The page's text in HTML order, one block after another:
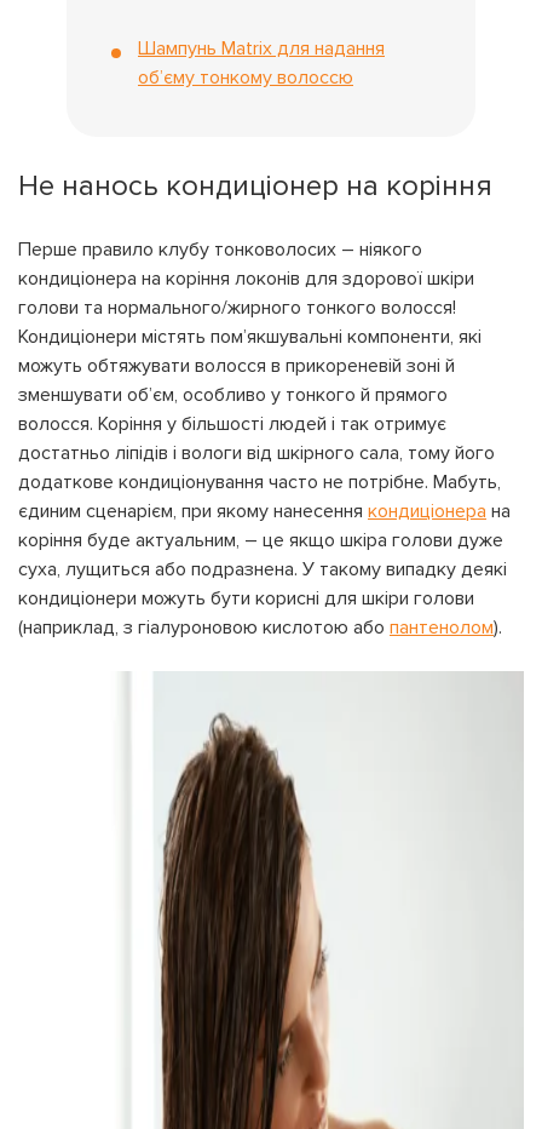
Шампунь Matrix для надання
об’єму тонкому волоссю
Не нанось кондиціонер на коріння
Перше правило клубу тонковолосих – ніякого
кондиціонера на коріння локонів для здорової шкіри
голови та нормального/жирного тонкого волосся!
Кондиціонери містять пом’якшувальні компоненти, які
можуть обтяжувати волосся в прикореневій зоні й
зменшувати об’єм, особливо у тонкого й прямого
волосся. Коріння у більшості людей і так отримує
достатньо ліпідів і вологи від шкірного сала, тому його
додаткове кондиціонування часто не потрібне. Мабуть,
єдиним сценарієм, при якому нанесення кондиціонера на
коріння буде актуальним, – це якщо шкіра голови дуже
суха, лущиться або подразнена. У такому випадку деякі
кондиціонери можуть бути корисні для шкіри голови
(наприклад, з гіалуроновою кислотою або пантенолом).